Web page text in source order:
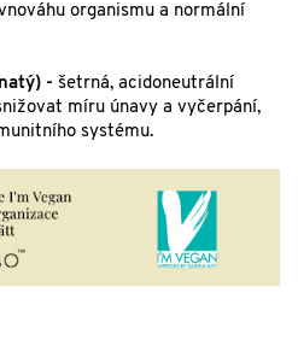
organismu a normální
- šetrná, acidoneutrální
míru únavy a vyčerpání,
systému.